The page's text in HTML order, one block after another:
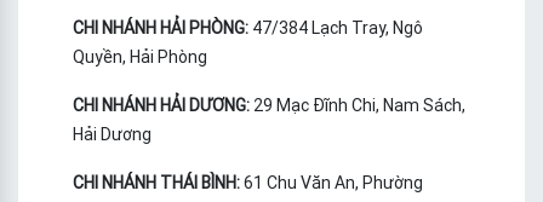
CHI NHÁNH HẢI PHÒNG: 47/384 Lạch Tray, Ngô
Quyền, Hải Phòng
CHI NHÁNH HẢI DƯƠNG: 29 Mạc Đĩnh Chi, Nam Sách,
Hải Dương
CHI NHÁNH THÁI BÌNH:61 Chu Văn An, Phường